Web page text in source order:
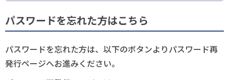
パスワードを忘れた方はこちら
パスワードを忘れた方は、以下のボタンよりパスワード再
発行ページへお進みください。